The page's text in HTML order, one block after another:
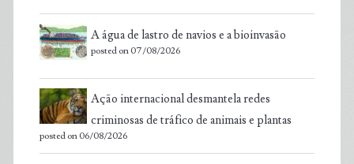
A água de lastro de navios e a bioinvasão
posted on 07/08/2026
Ação internacional desmantela redes
criminosas de tráfico de animais e plantas
posted on 06/08/2026